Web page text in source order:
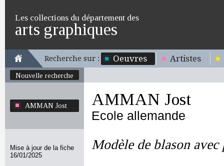
Les collections du département des
arts graphiques
Recherche sur : Oeuvres Artistes
Nouvelle recherche
AMMAN Jost
Mise à jour de la fiche
16/01/2025
AMMAN Jost
Ecole allemande
Modèle de blason avec